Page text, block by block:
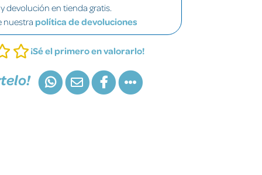
devolución en tienda gratis.
nuestra política de devoluciones
¡Sé el primero en valorarlo!